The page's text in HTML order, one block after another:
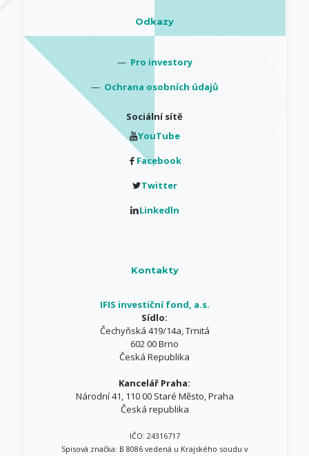
Odkazy
— Pro investory
— Ochrana osobních údajů
Sociální sítě
YouTube
Facebook
Twitter
Linkedln
Kontakty
IFIS investiční fond, a.s.
Sídlo:
Čechyňská 419/14a, Trnitá
602 00 Brno
Česká Republika
Kancelář Praha:
Národní 41, 110 00 Staré Město, Praha
Česká republika
IČO: 24316717
Spisová značka: B 8086 vedená u Krajského soudu v